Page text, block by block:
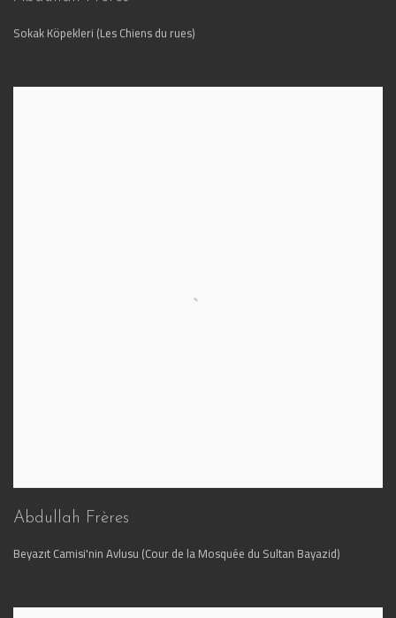
Sokak Köpekleri (Les Chiens du rues)
Abdullah Frères
Beyazıt Camisi'nin Avlusu (Cour de la Mosquée du Sultan Bayazid)